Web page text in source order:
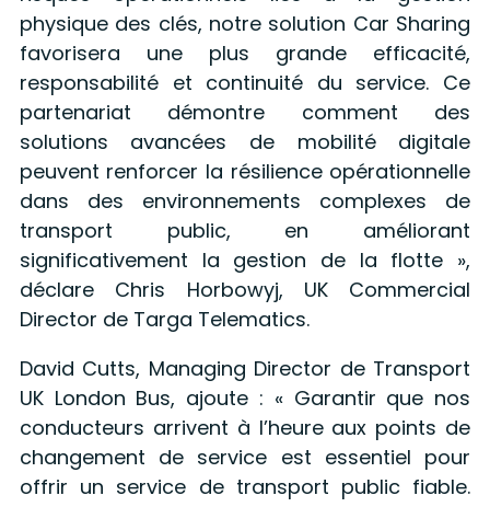
physique des clés, notre solution Car Sharing
favorisera une plus grande efficacité,
responsabilité et continuité du service. Ce
partenariat démontre comment des
solutions avancées de mobilité digitale
peuvent renforcer la résilience opérationnelle
dans des environnements complexes de
transport public, en améliorant
significativement la gestion de la flotte »,
déclare Chris Horbowyj, UK Commercial
Director de Targa Telematics.
David Cutts, Managing Director de Transport
UK London Bus, ajoute : « Garantir que nos
conducteurs arrivent à l’heure aux points de
changement de service est essentiel pour
offrir un service de transport public fiable.